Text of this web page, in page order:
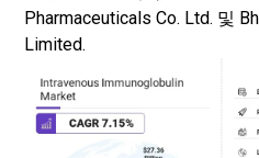
Pharmaceuticals Co. Ltd. 및
Limited.